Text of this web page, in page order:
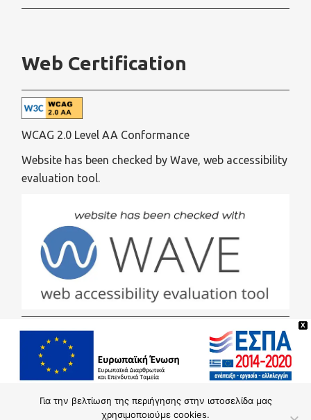
Web Certification
WCAG 2.0 Level AA Conformance
Website has been checked by Wave, web accessibility
evaluation tool.
Για την βελτίωση της περιήγησης στην ιστοσελίδα μας
χρησιμοποιούμε cookies.
X